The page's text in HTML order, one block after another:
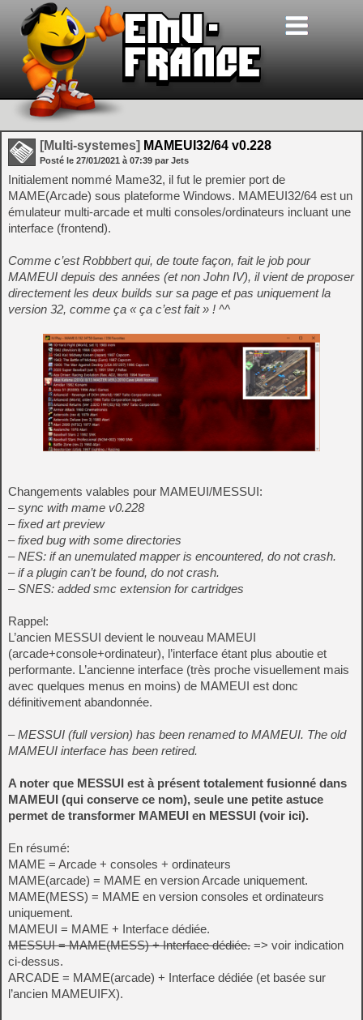
[Multi-systemes] MAMEUI32/64 v0.228
Posté le 27/01/2021 à 07:39 par Jets
Initialement nommé Mame32, il fut le premier port de
MAME(Arcade) sous plateforme Windows. MAMEUI32/64 est un
émulateur multi-arcade et multi consoles/ordinateurs incluant une
interface (frontend).
Comme c’est Robbbert qui, de toute façon, fait le job pour
MAMEUI depuis des années (et non John IV), il vient de proposer
directement les deux builds sur sa page et pas uniquement la
version 32, comme ça « ça c’est fait » ! ^^
Changements valables pour MAMEUI/MESSUI:
– sync with mame v0.228
– fixed art preview
– fixed bug with some directories
– NES: if an unemulated mapper is encountered, do not crash.
– if a plugin can’t be found, do not crash.
– SNES: added smc extension for cartridges
Rappel:
L’ancien MESSUI devient le nouveau MAMEUI
(arcade+console+ordinateur), l’interface étant plus aboutie et
performante. L’ancienne interface (très proche visuellement mais
avec quelques menus en moins) de MAMEUI est donc
définitivement abandonnée.
– MESSUI (full version) has been renamed to MAMEUI. The old
MAMEUI interface has been retired.
A noter que MESSUI est à présent totalement fusionné dans
MAMEUI (qui conserve ce nom), seule une petite astuce
permet de transformer MAMEUI en MESSUI (voir ici).
En résumé:
MAME = Arcade + consoles + ordinateurs
MAME(arcade) = MAME en version Arcade uniquement.
MAME(MESS) = MAME en version consoles et ordinateurs
uniquement.
MAMEUI = MAME + Interface dédiée.
MESSUI = MAME(MESS) + Interface dédiée. => voir indication
ci-dessus.
ARCADE = MAME(arcade) + Interface dédiée (et basée sur
l’ancien MAMEUIFX).